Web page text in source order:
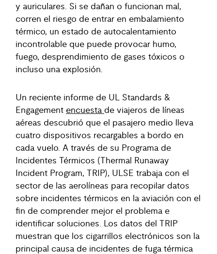
y auriculares. Si se dañan o funcionan mal,
corren el riesgo de entrar en embalamiento
térmico, un estado de autocalentamiento
incontrolable que puede provocar humo,
fuego, desprendimiento de gases tóxicos o
incluso una explosión.
Un reciente informe de UL Standards &
Engagement encuesta de viajeros de líneas
aéreas descubrió que el pasajero medio lleva
cuatro dispositivos recargables a bordo en
cada vuelo. A través de su Programa de
Incidentes Térmicos (Thermal Runaway
Incident Program, TRIP), ULSE trabaja con el
sector de las aerolíneas para recopilar datos
sobre incidentes térmicos en la aviación con el
fin de comprender mejor el problema e
identificar soluciones. Los datos del TRIP
muestran que los cigarrillos electrónicos son la
principal causa de incidentes de fuga térmica